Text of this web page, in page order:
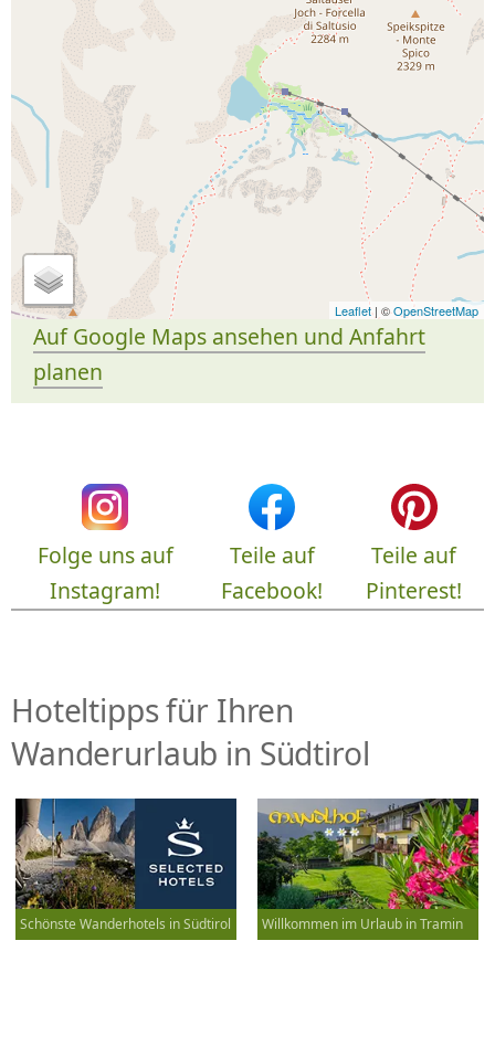
Leaflet| ©OpenStreetMap
Auf Google Maps ansehen und Anfahrt
planen
Folge uns auf
Instagram!
Teile auf
Facebook!
Teile auf
Pinterest!
Hoteltipps für Ihren
Wanderurlaub in Südtirol
Schönste Wanderhotels in Südtirol Willkommen im Urlaub in Tramin